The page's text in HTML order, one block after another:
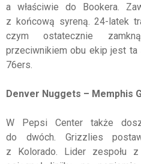
a właściwie do Bookera.
z końcową syreną. 24-latek
czym ostatecznie
przeciwnikiem obu ekip jest ta
76ers.
Denver Nuggets – Memphis
W Pepsi Center także
do dwóch. Grizzlies
z Kolorado. Lider zespołu